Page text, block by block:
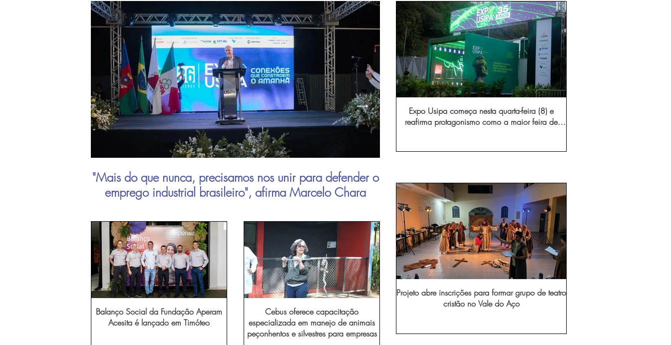
"Mais do que nunca, precisamos nos unir para defender o
emprego industrial brasileiro", afirma Marcelo Chara
viagens de caminhões por ano pelas vias de Timóteo
Balanço Social da Fundação Aperam
Acesita é lançado em Timóteo
Cebus oferece capacitação
especializada em manejo de animais
peçonhentos e silvestres para empresas
Expo Usipa começa nesta quarta-feira (8) e
reafirma protagonismo como a maior feira de
Projeto abre inscrições para formar grupo de teatro
cristão no Vale do Aço